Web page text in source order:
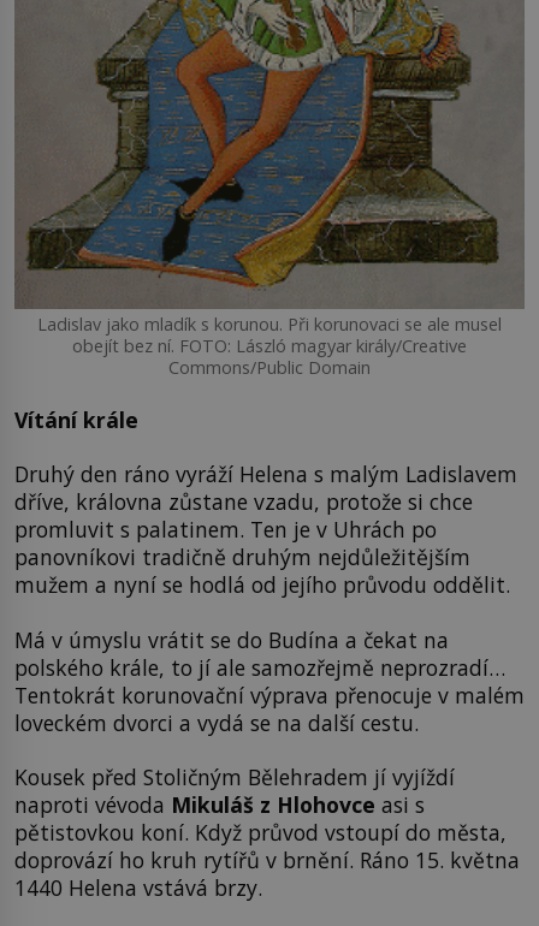
Ladislav jako mladík s korunou. Při korunovaci se ale musel
obejít bez ní. FOTO: László magyar király/Creative
Commons/Public Domain
Vítání krále
Druhý den ráno vyráží Helena s malým Ladislavem
dříve, královna zůstane vzadu, protože si chce
promluvit s palatinem. Ten je v Uhrách po
panovníkovi tradičně druhým nejdůležitějším
mužem a nyní se hodlá od jejího průvodu oddělit.
Má v úmyslu vrátit se do Budína a čekat na
polského krále, to jí ale samozřejmě neprozradí…
Tentokrát korunovační výprava přenocuje v malém
loveckém dvorci a vydá se na další cestu.
Kousek před Stoličným Bělehradem jí vyjíždí
naproti vévoda Mikuláš z Hlohovce asi s
pětistovkou koní. Když průvod vstoupí do města,
doprovází ho kruh rytířů v brnění. Ráno 15. května
1440 Helena vstává brzy.